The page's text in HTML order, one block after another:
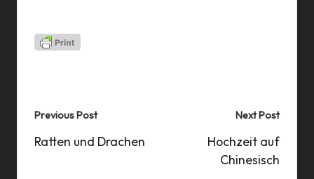
Post
navigation
Previous Post
Ratten und Drachen
Next Post
Hochzeit auf
Chinesisch